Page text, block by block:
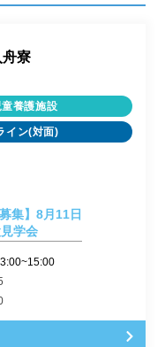
寮
童養護施設
イン(対面)
集】8月11日
学会